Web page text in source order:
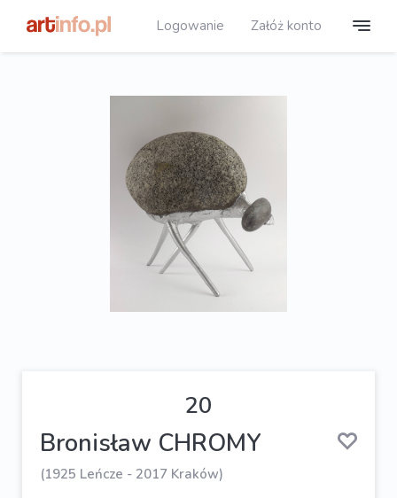
Logowanie Załóż konto
20
Bronisław CHROMY
(1925 Leńcze - 2017 Kraków)